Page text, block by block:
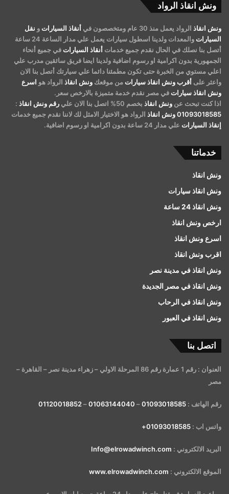
ونش انقاذ الرواد
ونش انقاذ الرواد يعمل منذ 30 عام ومتخصصون في أنقاذ السيارات و نقل
السيارات
والمعدات ولدينا اسطول سيارات يعمل علي مدار الساعة 24 ساعة
أتصل بنا نصلك في الحال نقدم جميع خدمات أنقاذ السيارات في جميع أنحاء
الجمهورية بدون اكرامية او رسوم اضافية ولدينا ايضا فريق سائقين مدرب علي
اعلي مستوي من الخبرة حتى تكون مطمئنا دائما علي سيارتك أتصل بنا الان
واعثر على أقرب ونش انقاذ سيارات من موقعك ونش انقاذ الرواد هو اسرع
ونش انقاذ سيارات في مصر نقدم خدمة متميزة بالارخص سعر.
اذا كنت تبحث عن ونش انقاذ بخصم 50% اتصل بنا الان علي رقم ونش انقاذ :
01093018585ونش انقاذ الرواد هو الاختيار الامثل لك لاننا نقدم جميع خدمات
إنقاذ السيارات علي مدار 24 ساعة بدون اكرامية او رسوم اضافية.
خدماتنا
ونش انقاذ
ونش انقاذ سيارات
ونش انقاذ 24 ساعة
ارخص ونش انقاذ
اسرع ونش انقاذ
اقرب ونش انقاذ
ونش انقاذ في مدينة نصر
ونش انقاذ في مصر الجديدة
ونش انقاذ في الرحاب
ونش انقاذ في العبور
اتصل بنا
العنوان : رقم 1 عمارة رقم 86 المرحلة الاولي – زهراء مدينة نصر – القاهرة –
مصر
رقم الهاتف : 01093018585
–
01063144040
–
01120018852
واتس اب : 01093018585+
البريد الالكتروني : Info@elrowadwinch.com
الموقع الالكتروني : www.elrowadwinch.com